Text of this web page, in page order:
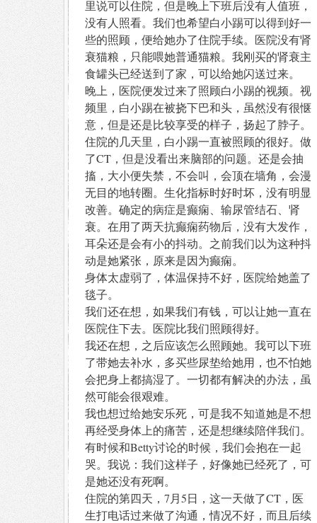
里说可以住院，但是晚上下班后没有人值班，
没有人照看。我们也希望白小踢可以得到好一
些的照顾，便给她办了住院手续。医院没有肾
衰猫粮，只能喂她普通猫粮。我刚买的肾衰主
食罐头已经送到了家，可以给她闪送过来。
晚上，医院便发过来了照顾白小踢的视频。视
频里，白小踢在被挠下巴和头，虽然没有很惬
意，但是还是比较享受的样子，扬起了脖子。
住院的几天里，白小踢一直被照顾的很好。做
了CT，但是没看出来脑部的问题。还是会抽
搐，大小便失禁，不会叫，会顶在墙角，会漫
无目的地转圈。生化指标时好时坏，没有明显
改善。确定的病症是癫痫、输尿管结石、肾
衰。在用了两天抗癫痫药物后，没有大发作，
耳朵还是会有小的抖动。之前我们以为这种抖
动是她紧张，原来是因为癫痫。
身体太虚弱了，体温保持不好，医院给她盖了
毯子。
我们还在想，如果我们有钱，可以让她一直在
医院住下去。医院比我们照顾得好。
我还在想，之后应该怎么照顾她。我可以下班
了带她去补水，多买些尿垫给她用，也不怕她
会把身上都搞湿了。一切都有解决的办法，虽
然可能会很艰难。
我也想过给她安乐死，可是我不知道她是不想
再经受身体上的痛苦，还是想继续陪伴我们。
有时候和Betty讨论的时候，我们会抱在一起
哭。我说：我们这样子，好像她已经死了，可
是她还没有死啊。
住院的第四天，7月5日，这一天做了CT，医
生打电话过来做了沟通，情况不好，而且后续